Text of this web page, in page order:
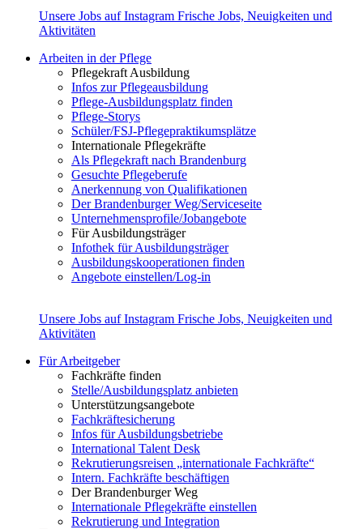
Unsere Jobs auf Instagram Frische Jobs, Neuigkeiten und
Aktivitäten
Arbeiten in der Pflege
Pflegekraft Ausbildung
Infos zur Pflegeausbildung
Pflege-Ausbildungsplatz finden
Pflege-Storys
Schüler/FSJ-Pflegepraktikumsplätze
Internationale Pflegekräfte
Als Pflegekraft nach Brandenburg
Gesuchte Pflegeberufe
Anerkennung von Qualifikationen
Der Brandenburger Weg/Serviceseite
Unternehmensprofile/Jobangebote
Für Ausbildungsträger
Infothek für Ausbildungsträger
Ausbildungskooperationen finden
Angebote einstellen/Log-in
Unsere Jobs auf Instagram Frische Jobs, Neuigkeiten und
Aktivitäten
Für Arbeitgeber
Fachkräfte finden
Stelle/Ausbildungsplatz anbieten
Unterstützungsangebote
Fachkräftesicherung
Infos für Ausbildungsbetriebe
International Talent Desk
Rekrutierungsreisen „internationale Fachkräfte“
Intern. Fachkräfte beschäftigen
Der Brandenburger Weg
Internationale Pflegekräfte einstellen
Rekrutierung und Integration